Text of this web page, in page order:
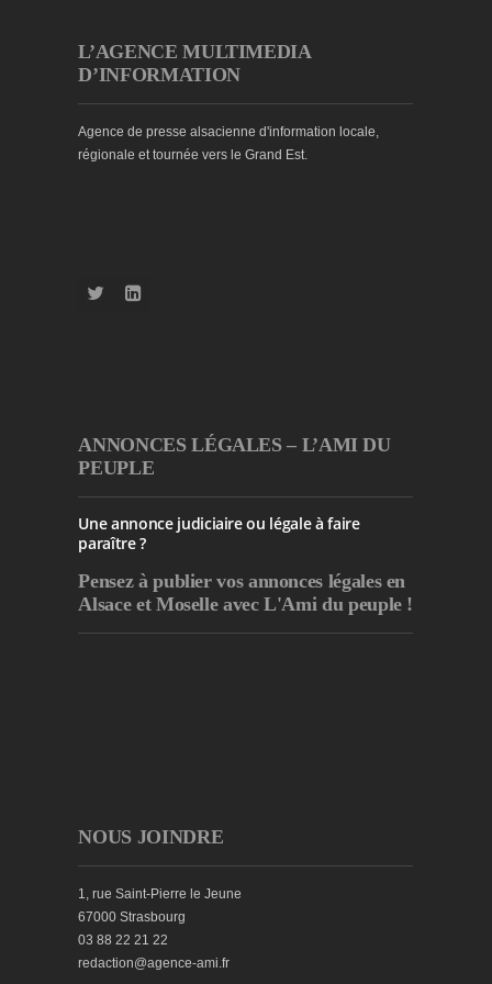
L’AGENCE MULTIMEDIA
D’INFORMATION
Agence de presse alsacienne d'information locale,
régionale et tournée vers le Grand Est.
ANNONCES LÉGALES – L’AMI DU
PEUPLE
Une annonce judiciaire ou légale à faire
paraître ?
Pensez à publiervos annonces légales en
Alsace et Moselle avec L'Ami du peuple !
NOUS JOINDRE
1, rue Saint-Pierre le Jeune
67000 Strasbourg
03 88 22 21 22
redaction@agence-ami.fr